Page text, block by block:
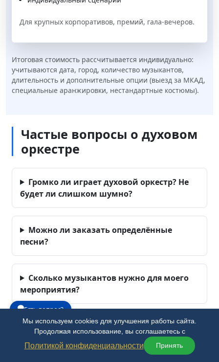
Для крупных корпоративов, премий, гала-вечеров.
Итоговая стоимость рассчитывается индивидуально:
учитываются дата, город, количество музыкантов,
длительность и дополнительные опции (выезд за МКАД,
специальные аранжировки, нестандартные костюмы).
Частые вопросы о духовом
оркестре
Громко ли играет духовой оркестр? Не
будет ли слишком шумно?
Можно ли заказать определённые
песни?
Сколько музыкантов нужно для моего
мероприятия?
Что нужно от нас для выступления?
Есть вопрос?
Мы используем cookies для улучшения работы сайта.
Продолжая использование, вы соглашаетесь с
Политикой конфиденциальности Принять